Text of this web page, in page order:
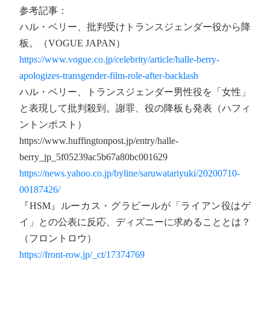
参考記事：
ハル・ベリー、批判受けトランスジェンダー役から降
板。（VOGUE JAPAN）
https://www.vogue.co.jp/celebrity/article/halle-berry-
apologizes-transgender-film-role-after-backlash
ハル・ベリー、トランスジェンダー男性役を「女性」
と表現して批判殺到。謝罪、役の降板も発表（ハフィ
ントンポスト）
https://www.huffingtonpost.jp/entry/halle-
berry_jp_5f05239ac5b67a80bc001629
https://news.yahoo.co.jp/byline/saruwatariyuki/20200710-
00187426/
『HSM』ルーカス・グラビールが「ライアン役はゲ
イ」との公表に反応、ディズニーに求めることとは？
（フロントロウ）
https://front-row.jp/_ct/17374769